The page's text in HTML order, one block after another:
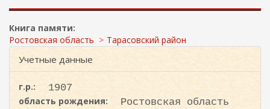
и
с
к
Книга памяти:
Ростовская область
Тарасовский район
Учетные данные
г.р.:
1907
область рождения:
Ростовская область